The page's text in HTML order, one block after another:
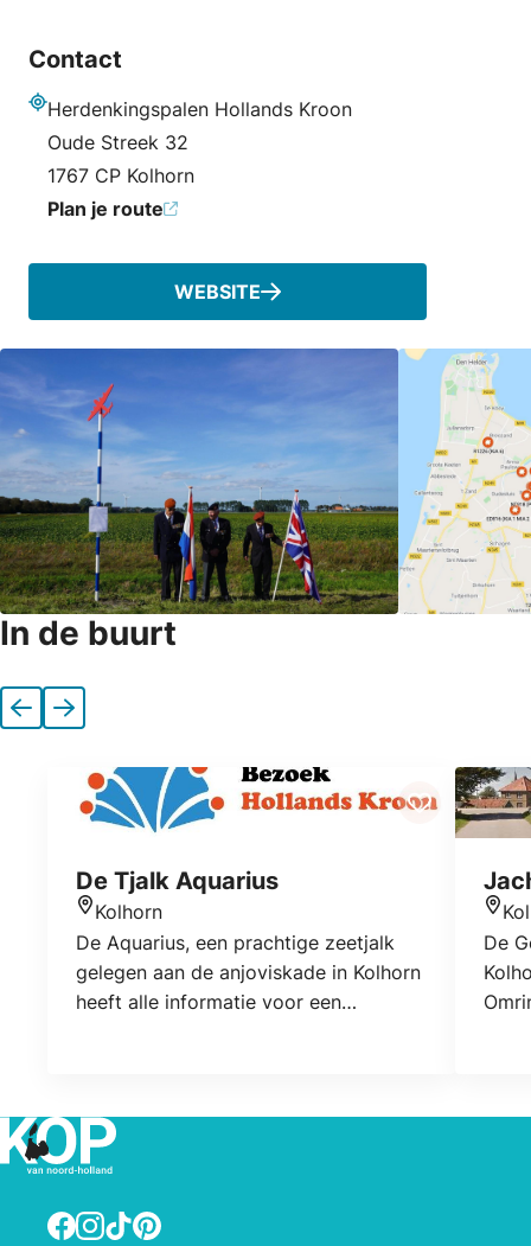
Contact
Herdenkingspalen Hollands Kroon
Oude Streek 32
1767 CP Kolhorn
Plan je route
WEBSITE
In de buurt
VorigeVolgende
De Tjalk Aquarius
Kolhorn
De Aquarius, een prachtige zeetjalk
gelegen aan de anjoviskade in Kolhorn
heeft alle informatie voor een
periode van de Zuiderzee.
De
over
Facebook
Instagram
TikTokPinterest